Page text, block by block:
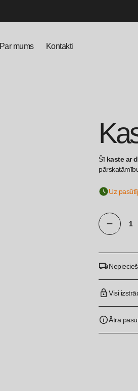
Par mums Kontakti
Šī kaste ar
Uz
Kaste
dalījumu
quantity
Visi
Ātra